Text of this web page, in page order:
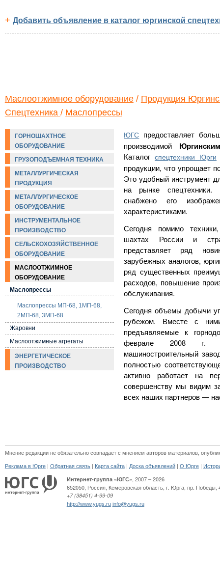
+ Добавить объявление в каталог юргинской
Маслоотжимное оборудование/ Продукция
Спецтехника / Маслопрессы
ГОРНОШАХТНОЕ
ОБОРУДОВАНИЕ
ГРУЗОПОДЪЕМНАЯ ТЕХНИКА
МЕТАЛЛУРГИЧЕСКАЯ
ПРОДУКЦИЯ
МЕТАЛЛУРГИЧЕСКОЕ
ОБОРУДОВАНИЕ
ИНСТРУМЕНТАЛЬНОЕ
ПРОИЗВОДСТВО
СЕЛЬСКОХОЗЯЙСТВЕННОЕ
ОБОРУДОВАНИЕ
МАСЛООТЖИМНОЕ
ОБОРУДОВАНИЕ
Маслопрессы
Маслопрессы МП-68, 1МП-68,
2МП-68, 3МП-68
Жаровни
Маслоотжимные агрегаты
ЭНЕРГЕТИЧЕСКОЕ
ПРОИЗВОДСТВО
ЮГС
предоставляет
производимой
Каталогспецтехники Юрги
продукции, что упрощает
Это удобный инструмент
на рынке спецтехники.
снабжено его
характеристиками.
Сегодня помимо
шахтах России и
представляет ряд
зарубежных аналогов,
ряд существенных
расходов, повышение
обслуживания.
Сегодня объемы добычи
рубежом. Вместе с
предъявляемые к
феврале 2008 г.
машиностроительный
полностью
активно работает на
совершенству мы видим
всех наших партнеров —
Мнение редакции не обязательно совпадает с мнением авторов материалов,
Реклама в Юрге| Обратная связь| Карта сайта| Доска объявлений| О Юрге|
Интернет-группа «ЮГС», 2007 – 2026
652050, Россия, Кемеровская область, г. Юрга, пр. Победы,
+7 (38451) 4-99-09
http://www.yugs.ru info@yugs.ru